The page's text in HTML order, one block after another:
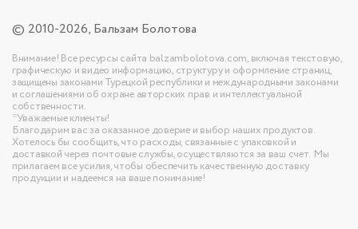
© 2010-2026, Бальзам Болотова
Внимание! Все ресурсы сайта balzambolotova.com, включая текстовую,
графическую и видео информацию, структуру и оформление страниц,
защищены законами Турецкой республики и международными законами
и соглашениями об охране авторских прав и интеллектуальной
собственности.
*Уважаемые клиенты!
Благодарим вас за оказанное доверие и выбор наших продуктов.
Хотелось бы сообщить, что расходы, связанные с упаковкой и
доставкой через почтовые службы, осуществляются за ваш счет. Мы
прилагаем все усилия, чтобы обеспечить качественную доставку
продукции и надеемся на ваше понимание!